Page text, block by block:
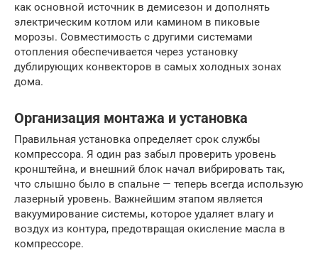
как основной источник в демисезон и дополнять
электрическим котлом или камином в пиковые
морозы. Совместимость с другими системами
отопления обеспечивается через установку
дублирующих конвекторов в самых холодных зонах
дома.
Организация монтажа и установка
Правильная установка определяет срок службы
компрессора. Я один раз забыл проверить уровень
кронштейна, и внешний блок начал вибрировать так,
что слышно было в спальне — теперь всегда использую
лазерный уровень. Важнейшим этапом является
вакуумирование системы, которое удаляет влагу и
воздух из контура, предотвращая окисление масла в
компрессоре.